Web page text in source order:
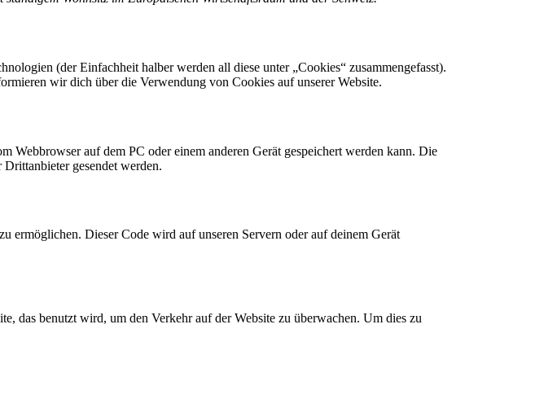
(der Einfachheit halber werden all diese unter „Cookies“ zusammengefasst).
wir dich über die Verwendung von Cookies auf unserer Website.
Webbrowser auf dem PC oder einem anderen Gerät gespeichert werden kann. Die
gesendet werden.
ermöglichen. Dieser Code wird auf unseren Servern oder auf deinem Gerät
das benutzt wird, um den Verkehr auf der Website zu überwachen. Um dies zu